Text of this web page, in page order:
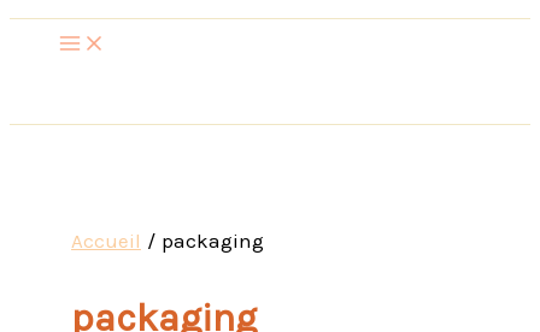
Accueil packaging
packaging